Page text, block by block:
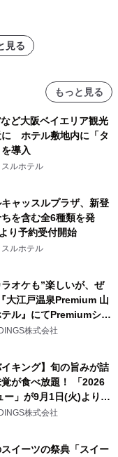
見る
もっと見る
ど大阪ベイエリア観光
に ホテル敷地内に「タ
導入
ルホテル
ャッスルプラザ、新登
を含む全6種類を発
り予約受付開始
ルホテル
オケも”楽しいが、ぜ
大江戸温泉Premium 山
ル』にてPremiumシリ
インクルーシブ導入
株式会社
イキング】旬の旨みが詰
が食べ放題！ 「2026
ー」が9月1日(火)より提
株式会社
イーツの祭典「スイー